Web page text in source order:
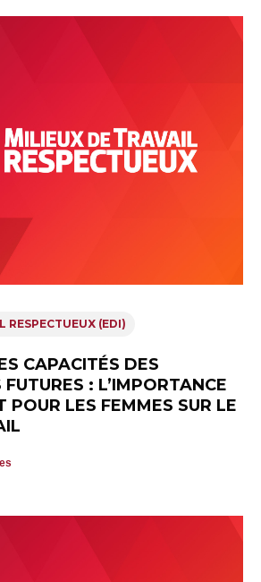
RESPECTUEUX (EDI)
CAPACITÉS DES
: L’IMPORTANCE
POUR LES FEMMES SUR LE